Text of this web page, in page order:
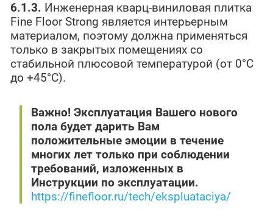
6.1.3. Инженерная кварц-виниловая плитка
Fine Floor Strong является интерьерным
материалом, поэтому должна применяться
только в закрытых помещениях со
стабильной плюсовой температурой (от 0°С
до +45°С).
Важно! Эксплуатация Вашего нового
пола будет дарить Вам
положительные эмоции в течение
многих лет только при соблюдении
требований, изложенных в
Инструкции по эксплуатации.
https://finefloor.ru/tech/ekspluataciya/